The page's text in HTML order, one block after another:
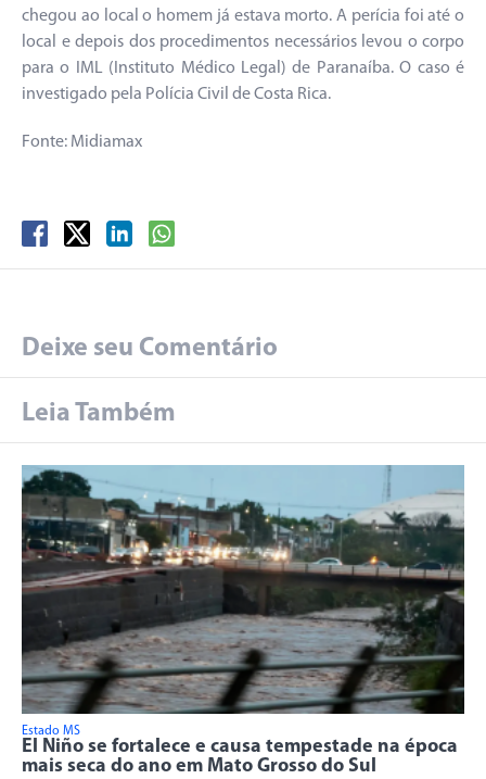
chegou ao local o homem já estava morto. A perícia foi até o
local e depois dos procedimentos necessários levou o corpo
para o IML (Instituto Médico Legal) de Paranaíba. O caso é
investigado pela Polícia Civil de Costa Rica.
Fonte: Midiamax
Deixe seu Comentário
Leia Também
Estado MS
El Niño se fortalece e causa tempestade na época
mais seca do ano em Mato Grosso do Sul